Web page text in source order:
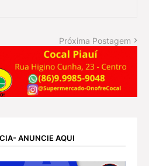
Próxima Postagem
ANUNCIE AQUI